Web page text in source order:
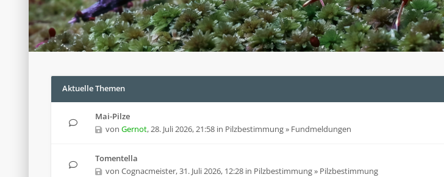
Aktuelle Themen
Mai-Pilze
von Gernot,28. Juli 2026, 21:58 in Pilzbestimmung» Fundmeldungen
Tomentella
von Cognacmeister,31. Juli 2026, 12:28 in Pilzbestimmung» Pilzbestimmung